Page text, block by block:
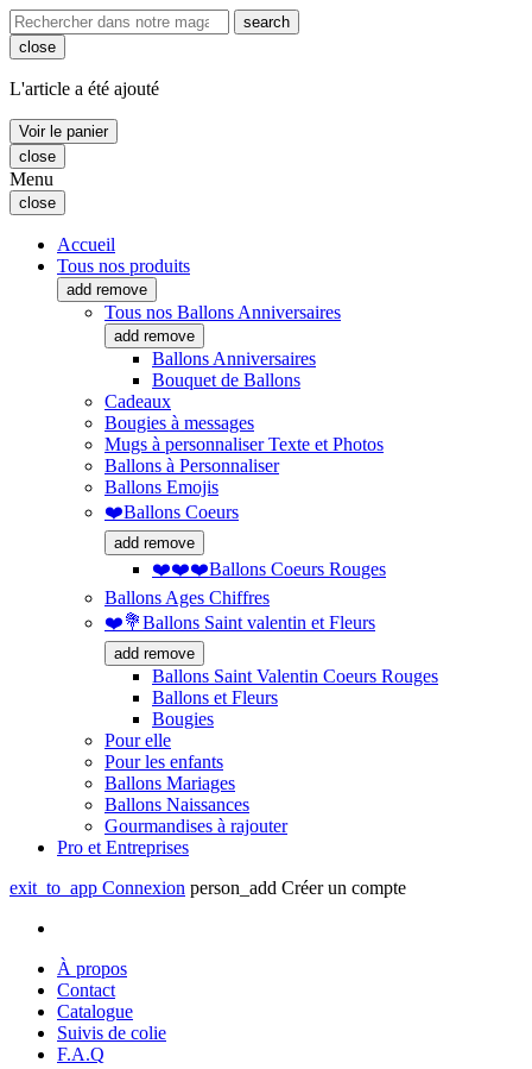
search
close
L'article a été ajouté
Voir le panier
close
Menu
close
Accueil
Tous nos produits
add remove
Tous nos Ballons Anniversaires
add remove
Ballons Anniversaires
Bouquet de Ballons
Cadeaux
Bougies à messages
Mugs à personnaliser Texte et Photos
Ballons à Personnaliser
Ballons Emojis
❤️Ballons Coeurs
add remove
❤️❤️❤️Ballons Coeurs Rouges
Ballons Ages Chiffres
❤️💐Ballons Saint valentin et Fleurs
add remove
Ballons Saint Valentin Coeurs Rouges
Ballons et Fleurs
Bougies
Pour elle
Pour les enfants
Ballons Mariages
Ballons Naissances
Gourmandises à rajouter
Pro et Entreprises
exit_to_app Connexion person_add Créer un compte
À propos
Contact
Catalogue
Suivis de colie
F.A.Q